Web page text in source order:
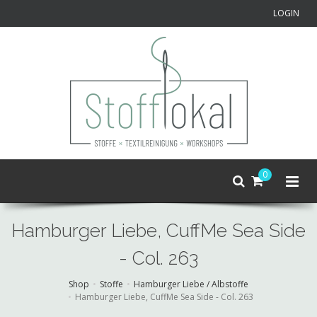
LOGIN
0
Hamburger Liebe, CuffMe Sea Side
- Col. 263
Shop Stoffe
Hamburger Liebe / Albstoffe
Hamburger Liebe, CuffMe Sea Side - Col. 263